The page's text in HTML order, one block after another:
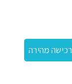
רכישה מהירה